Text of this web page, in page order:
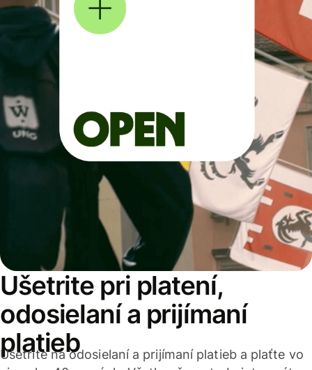
Ušetrite pri platení,
odosielaní a prijímaní
platieb
Ušetrite na odosielaní a prijímaní platieb a plaťte vo